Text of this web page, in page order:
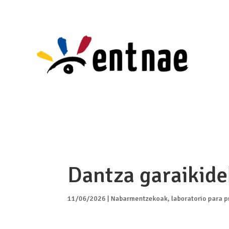
Dantza
11/06/2026 | Nabarmentzekoak, laboratorio para